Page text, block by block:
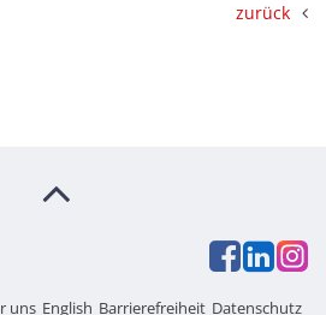
zurück
uns English Barrierefreiheit Datenschutz